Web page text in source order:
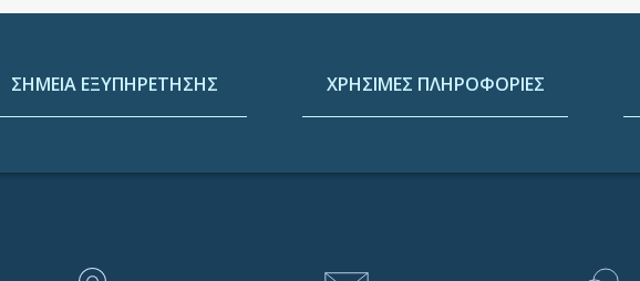
ΣΗΜΕΙΑ ΕΞΥΠΗΡΕΤΗΣΗΣ ΧΡΗΣΙΜΕΣ ΠΛΗΡΟΦΟΡΙΕΣ